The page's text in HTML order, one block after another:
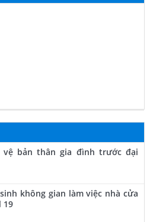
vệ bản thân gia đình trước đại
không gian làm việc nhà cửa
19